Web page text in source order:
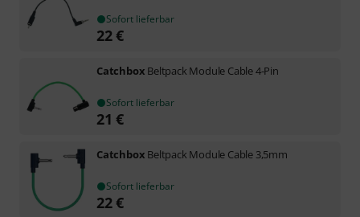
Sofort lieferbar
22€
Catchbox Beltpack Module Cable 4-Pin
Sofort lieferbar
21 €
Catchbox Beltpack Module Cable 3,5mm
Sofort lieferbar
22€